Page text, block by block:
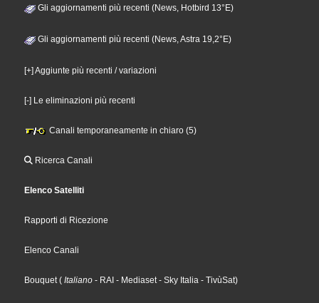
Gli aggiornamenti più recenti (News, Hotbird 13°E)
Gli aggiornamenti più recenti (News, Astra 19,2°E)
[+] Aggiunte più recenti / variazioni
[-] Le eliminazioni più recenti
Canali temporaneamente in chiaro (5)
Ricerca Canali
Elenco Satelliti
Rapporti di Ricezione
Elenco Canali
Bouquet ( Italiano - RAI - Mediaset - Sky Italia - TivùSat)